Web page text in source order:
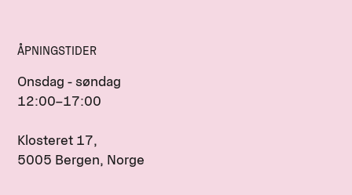
ÅPNINGSTIDER
Onsdag - søndag
12:00–17:00
Klosteret 17,
5005 Bergen, Norge